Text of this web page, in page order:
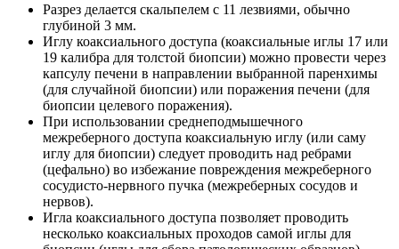
Разрез делается скальпелем с 11 лезвиями, обычно
глубиной 3 мм.
Иглу коаксиального доступа (коаксиальные иглы 17 или
19 калибра для толстой биопсии) можно провести через
капсулу печени в направлении выбранной паренхимы
(для случайной биопсии) или поражения печени (для
биопсии целевого поражения).
При использовании среднеподмышечного
межреберного доступа коаксиальную иглу (или саму
иглу для биопсии) следует проводить над ребрами
(цефально) во избежание повреждения межреберного
сосудисто-нервного пучка (межреберных сосудов и
нервов).
Игла коаксиального доступа позволяет проводить
несколько коаксиальных проходов самой иглы для